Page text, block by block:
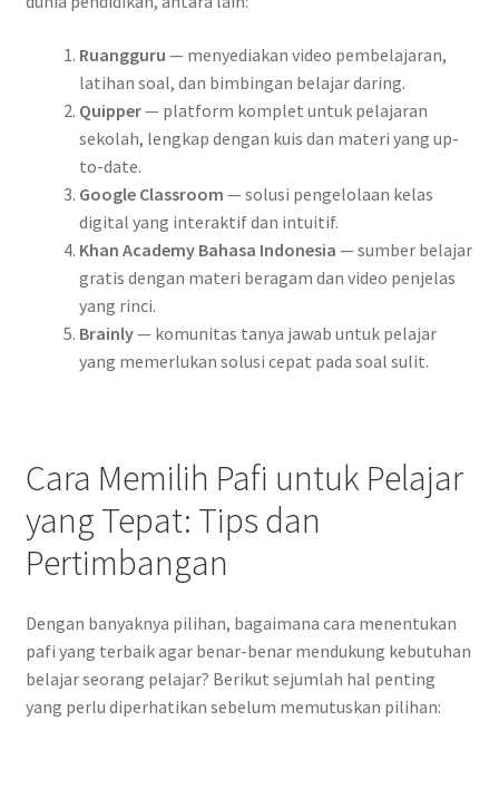
Ruangguru — menyediakan video pembelajaran,
latihan soal, dan bimbingan belajar daring.
Quipper— platform komplet untuk pelajaran
sekolah, lengkap dengan kuis dan materi yang up-
to-date.
Google Classroom — solusi pengelolaan kelas
digital yang interaktif dan intuitif.
Khan Academy Bahasa Indonesia — sumber belajar
gratis dengan materi beragam dan video penjelas
yang rinci.
Brainly— komunitas tanya jawab untuk pelajar
yang memerlukan solusi cepat pada soal sulit.
Cara Memilih Pafi untuk Pelajar
yang Tepat: Tips dan
Pertimbangan
Dengan banyaknya pilihan, bagaimana cara menentukan
pafi yang terbaik agar benar-benar mendukung kebutuhan
belajar seorang pelajar? Berikut sejumlah hal penting
yang perlu diperhatikan sebelum memutuskan pilihan: